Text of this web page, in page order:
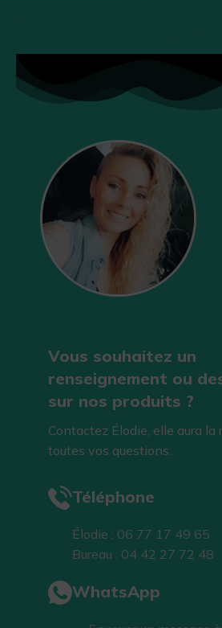
Vous souhaitez un
renseignement ou
sur nos produits ?
Contactez Élodie, elle aura la
toutes vos questions.
Téléphone
Élodie : 06 77 17 49 65
Bureau : 04 42 27 72 48
WhatsApp